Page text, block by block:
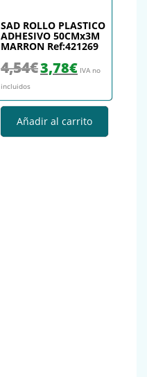
es: 3,78€.
SAD ROLLO PLASTICO
ADHESIVO 50CMx3M
MARRON Ref:421269
4,54€ El precio original era: 4,54€.
3,78€El precio actual
IVA no
incluidos
Añadir al carrito